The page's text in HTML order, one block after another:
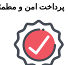
پرداخت امن و